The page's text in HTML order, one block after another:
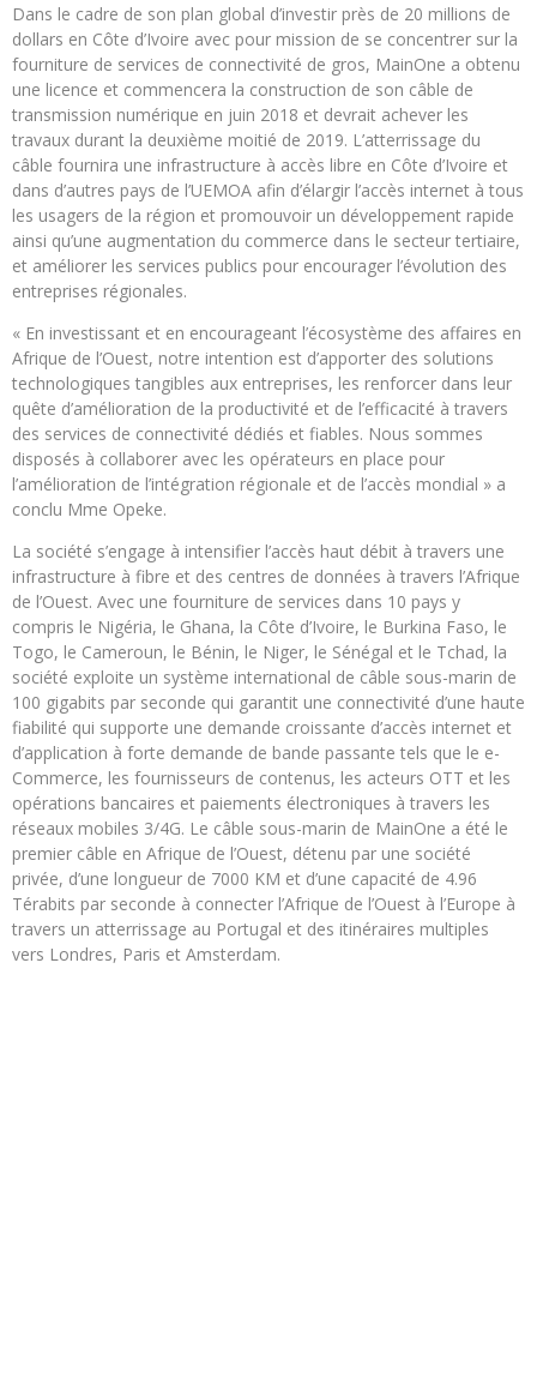
Dans le cadre de son plan global d’investir près de 20 millions de
dollars en Côte d’Ivoire avec pour mission de se concentrer sur la
fourniture de services de connectivité de gros, MainOne a obtenu
une licence et commencera la construction de son câble de
transmission numérique en juin 2018 et devrait achever les
travaux durant la deuxième moitié de 2019. L’atterrissage du
câble fournira une infrastructure à accès libre en Côte d’Ivoire et
dans d’autres pays de l’UEMOA afin d’élargir l’accès internet à tous
les usagers de la région et promouvoir un développement rapide
ainsi qu’une augmentation du commerce dans le secteur tertiaire,
et améliorer les services publics pour encourager l’évolution des
entreprises régionales.
« En investissant et en encourageant l’écosystème des affaires en
Afrique de l’Ouest, notre intention est d’apporter des solutions
technologiques tangibles aux entreprises, les renforcer dans leur
quête d’amélioration de la productivité et de l’efficacité à travers
des services de connectivité dédiés et fiables. Nous sommes
disposés à collaborer avec les opérateurs en place pour
l’amélioration de l’intégration régionale et de l’accès mondial » a
conclu Mme Opeke.
La société s’engage à intensifier l’accès haut débit à travers une
infrastructure à fibre et des centres de données à travers l’Afrique
de l’Ouest. Avec une fourniture de services dans 10 pays y
compris le Nigéria, le Ghana, la Côte d’Ivoire, le Burkina Faso, le
Togo, le Cameroun, le Bénin, le Niger, le Sénégal et le Tchad, la
société exploite un système international de câble sous-marin de
100 gigabits par seconde qui garantit une connectivité d’une haute
fiabilité qui supporte une demande croissante d’accès internet et
d’application à forte demande de bande passante tels que le e-
Commerce, les fournisseurs de contenus, les acteurs OTT et les
opérations bancaires et paiements électroniques à travers les
réseaux mobiles 3/4G. Le câble sous-marin de MainOne a été le
premier câble en Afrique de l’Ouest, détenu par une société
privée, d’une longueur de 7000 KM et d’une capacité de 4.96
Térabits par seconde à connecter l’Afrique de l’Ouest à l’Europe à
travers un atterrissage au Portugal et des itinéraires multiples
vers Londres, Paris et Amsterdam.